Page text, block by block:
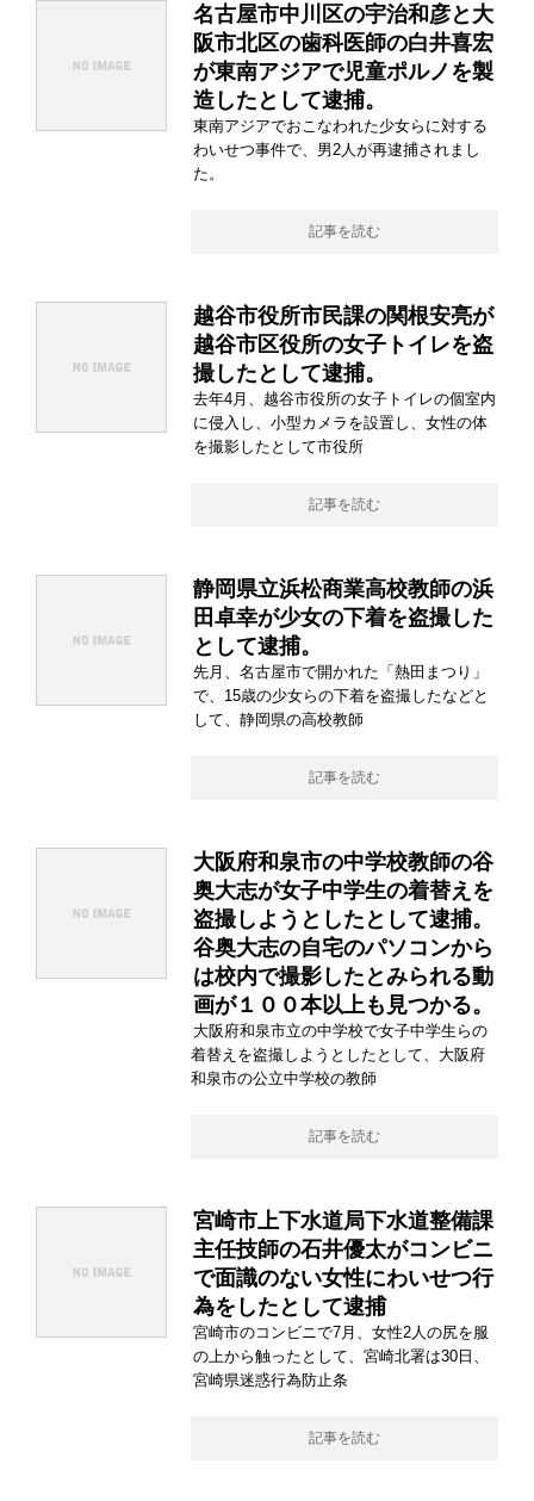
名古屋市中川区の宇治和彦と大
阪市北区の歯科医師の白井喜宏
が東南アジアで児童ポルノを製
造したとして逮捕。
東南アジアでおこなわれた少女らに対する
わいせつ事件で、男2人が再逮捕されまし
た。
記事を読む
越谷市役所市民課の関根安亮が
越谷市区役所の女子トイレを盗
撮したとして逮捕。
去年4月、越谷市役所の女子トイレの個室内
に侵入し、小型カメラを設置し、女性の体
を撮影したとして市役所
記事を読む
静岡県立浜松商業高校教師の浜
田卓幸が少女の下着を盗撮した
として逮捕。
先月、名古屋市で開かれた「熱田まつり」
で、15歳の少女らの下着を盗撮したなどと
して、静岡県の高校教師
記事を読む
大阪府和泉市の中学校教師の谷
奥大志が女子中学生の着替えを
盗撮しようとしたとして逮捕。
谷奥大志の自宅のパソコンから
は校内で撮影したとみられる動
画が１００本以上も見つかる。
大阪府和泉市立の中学校で女子中学生らの
着替えを盗撮しようとしたとして、大阪府
和泉市の公立中学校の教師
記事を読む
宮崎市上下水道局下水道整備課
主任技師の石井優太がコンビニ
で面識のない女性にわいせつ行
為をしたとして逮捕
宮崎市のコンビニで7月、女性2人の尻を服
の上から触ったとして、宮崎北署は30日、
宮崎県迷惑行為防止条
記事を読む